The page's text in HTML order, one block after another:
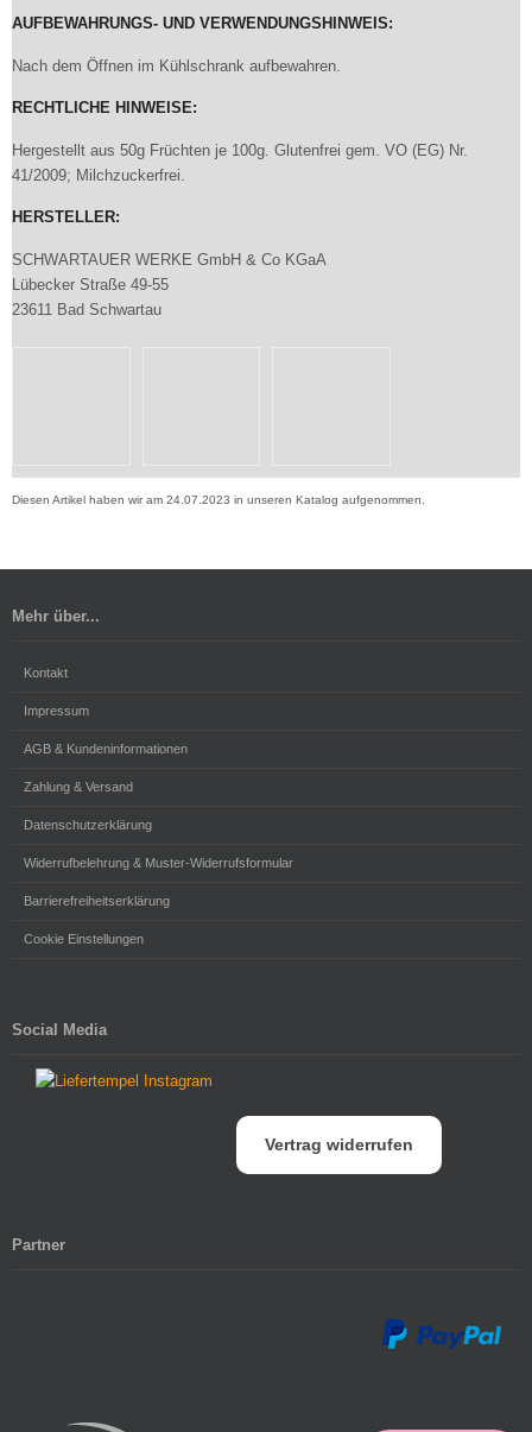
AUFBEWAHRUNGS- UND VERWENDUNGSHINWEIS:
Nach dem Öffnen im Kühlschrank aufbewahren.
RECHTLICHE HINWEISE:
Hergestellt aus 50g Früchten je 100g. Glutenfrei gem. VO (EG) Nr.
41/2009; Milchzuckerfrei.
HERSTELLER:
SCHWARTAUER WERKE GmbH & Co KGaA
Lübecker Straße 49-55
23611 Bad Schwartau
Diesen Artikel haben wir am 24.07.2023 in unseren Katalog aufgenommen.
Mehr über...
Kontakt
Impressum
AGB & Kundeninformationen
Zahlung & Versand
Datenschutzerklärung
Widerrufbelehrung & Muster-Widerrufsformular
Barrierefreiheitserklärung
Cookie Einstellungen
Social Media
Vertrag widerrufen
Partner